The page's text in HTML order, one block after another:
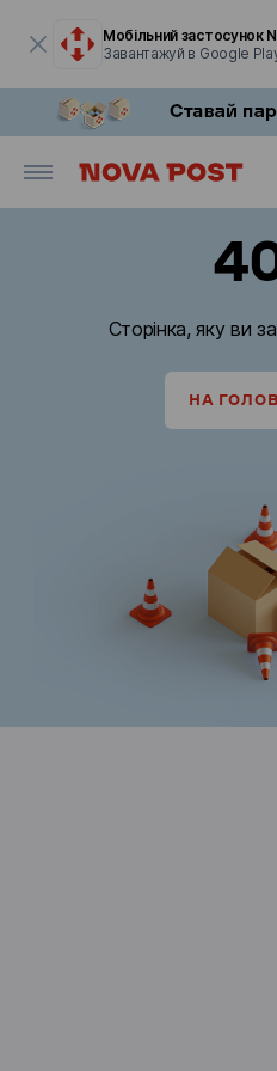
Мобільний застосунок
Завантажуй в Google
Сторінка, яку ви
НА